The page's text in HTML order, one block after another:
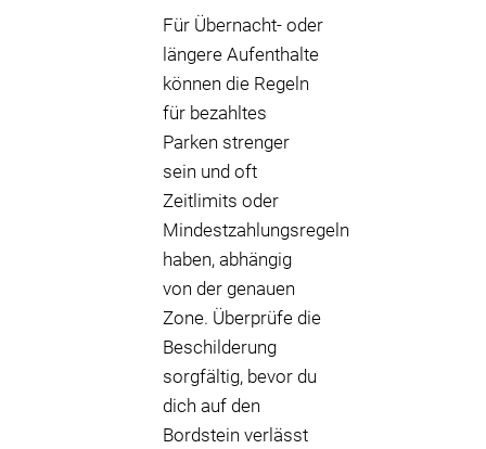
Für Übernacht- oder
längere Aufenthalte
können die Regeln
für bezahltes
Parken strenger
sein und oft
Zeitlimits oder
Mindestzahlungsregeln
haben, abhängig
von der genauen
Zone. Überprüfe die
Beschilderung
sorgfältig, bevor du
dich auf den
Bordstein verlässt